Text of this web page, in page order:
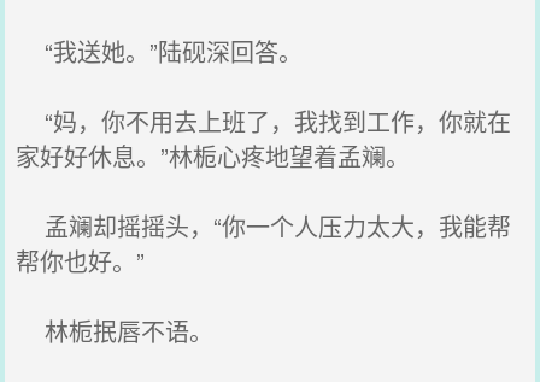
“我送她。”陆砚深回答。
“妈，你不用去上班了，我找到工作，你就在
家好好休息。”林栀心疼地望着孟斓。
孟斓却摇摇头，“你一个人压力太大，我能帮
帮你也好。”
林栀抿唇不语。